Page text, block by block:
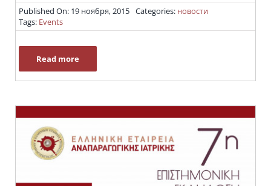
Published On: 19 ноября, 2015 Categories: новости
Tags: Events
Read more